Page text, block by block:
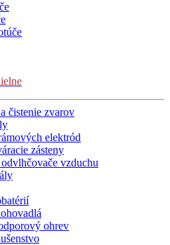
čistenie zvarov
elektród
zásteny
vzduchu
ohrev